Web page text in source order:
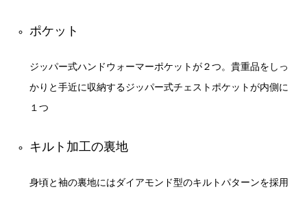
ポケット
ジッパー式ハンドウォーマーポケットが２つ。貴重品をしっ
かりと手近に収納するジッパー式チェストポケットが内側に
１つ
キルト加工の裏地
身頃と袖の裏地にはダイアモンド型のキルトパターンを採用